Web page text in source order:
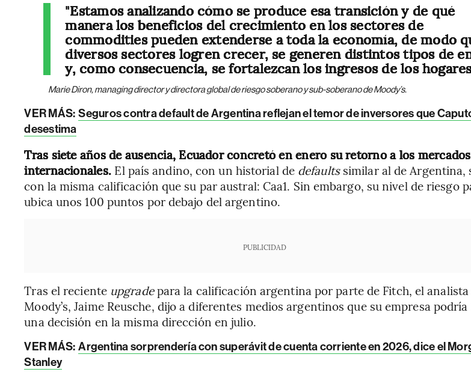
"Estamos analizando cómo se produce esa transición y de qué
manera los beneficios del crecimiento en los sectores de
commodities pueden extenderse a toda la economía, de modo
diversos sectores logren crecer, se generen distintos tipos de
y, como consecuencia, se fortalezcan los ingresos de los
Marie Diron, managing director y directora global de riesgo soberano y sub-soberano de Moody’s.
VER MÁS: Seguros contra default de Argentina reflejan el temor de inversores que
desestima
Tras siete años de ausencia, Ecuador concretó en enero su retorno a los mercados
internacionales. El país andino, con un historial de defaultssimilar al de Argentina,
con la misma calificación que su par austral: Caa1. Sin embargo, su nivel de riesgo
ubica unos 100 puntos por debajo del argentino.
PUBLICIDAD
Tras el reciente upgradepara la calificación argentina por parte de Fitch, el analista
Moody’s, Jaime Reusche, dijo a diferentes medios argentinos que su empresa
una decisión en la misma dirección en julio.
VER MÁS: Argentina sorprendería con superávit de cuenta corriente en 2026, dice el
Stanley